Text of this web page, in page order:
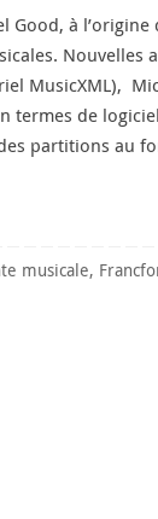
Good, à
Nouvelles
MusicXML),
termes de
partitions au
musicale,